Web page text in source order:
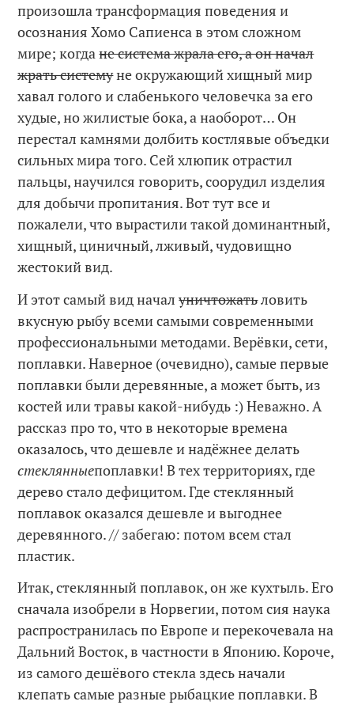
произошла трансформация поведения и
осознания Хомо Сапиенса в этом сложном
мире; когдане система жрала его, а он начал
жрать системуне окружающий хищный мир
хавал голого и слабенького человечка за его
худые, но жилистые бока, а наоборот… Он
перестал камнями долбить костлявые объедки
сильных мира того. Сей хлюпик отрастил
пальцы, научился говорить, соорудил изделия
для добычи пропитания. Вот тут все и
пожалели, что вырастили такой доминантный,
хищный, циничный, лживый, чудовищно
жестокий вид.
И этот самый вид началуничтожатьловить
вкусную рыбу всеми самыми современными
профессиональными методами. Верёвки, сети,
поплавки. Наверное (очевидно), самые первые
поплавки были деревянные, а может быть, из
костей или травы какой-нибудь :) Неважно. А
рассказ про то, что в некоторые времена
оказалось, что дешевле и надёжнее делать
стеклянныепоплавки! В тех территориях, где
дерево стало дефицитом. Где стеклянный
поплавок оказался дешевле и выгоднее
деревянного. // забегаю: потом всем стал
пластик.
Итак, стеклянный поплавок, он же кухтыль. Его
сначала изобрели в Норвегии, потом сия наука
распространилась по Европе и перекочевала на
Дальний Восток, в частности в Японию. Короче,
из самого дешёвого стекла здесь начали
клепать самые разные рыбацкие поплавки. В